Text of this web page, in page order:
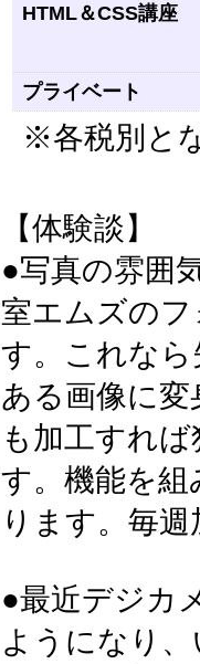
HTML＆CSS講座
プライベート
※各税別と
【体験談】
●写真の雰囲
室エムズの
す。これな
ある画像に
も加工すれ
す。機能を
ります。毎
●最近デジカ
ようになり